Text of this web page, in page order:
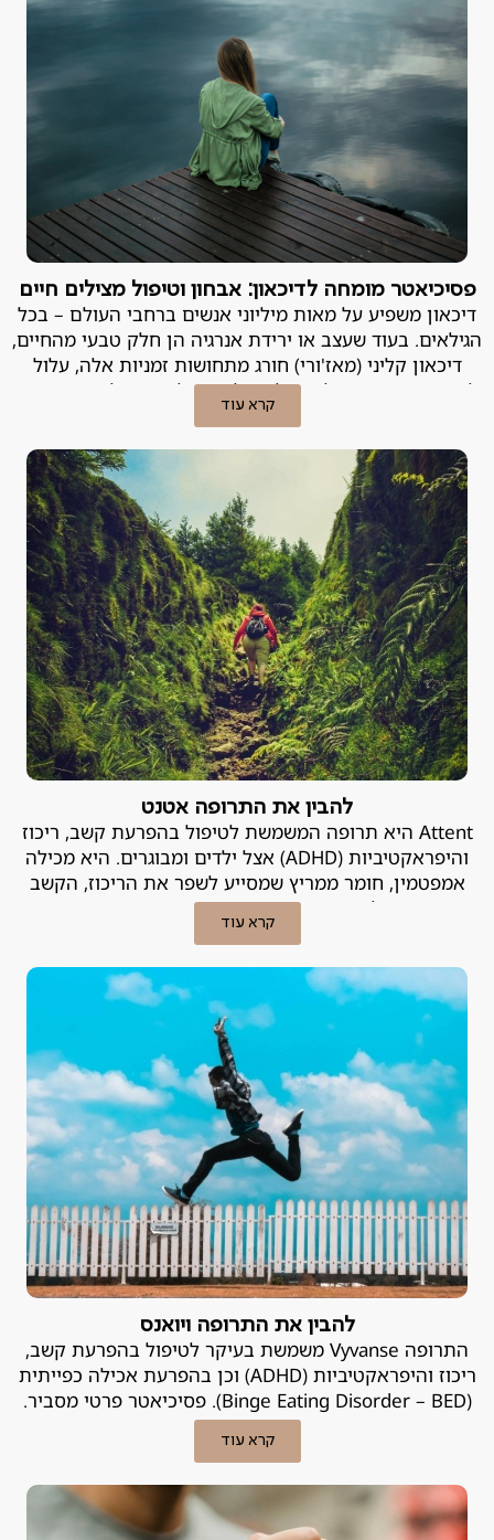
פסיכיאטר מומחה לדיכאון: אבחון וטיפול מצילים חיים
דיכאון משפיע על מאות מיליוני אנשים ברחבי העולם – בכל
הגילאים. בעוד שעצב או ירידת אנרגיה הן חלק טבעי מהחיים,
דיכאון קליני (מאז'ורי) חורג מתחושות זמניות אלה, עלול
להשפיע עמוקות על היכולת של אדם לתפקד וליהנות מחייו,
ועלול להיות מסוכן. פסיכיאטר מומחה לדיכאון מסביר.
קרא עוד
להבין את התרופה אטנט
Attent היא תרופה המשמשת לטיפול בהפרעת קשב, ריכוז
והיפראקטיביות (ADHD) אצל ילדים ומבוגרים. היא מכילה
אמפטמין, חומר ממריץ שמסייע לשפר את הריכוז, הקשב
והשליטה בדחפים. פסיכיאטר פרטי מסביר.
קרא עוד
להבין את התרופה ויואנס
התרופה Vyvanse משמשת בעיקר לטיפול בהפרעת קשב,
ריכוז והיפראקטיביות (ADHD) וכן בהפרעת אכילה כפייתית
(Binge Eating Disorder – BED). פסיכיאטר פרטי מסביר.
קרא עוד